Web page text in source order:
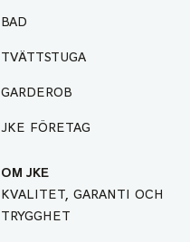
BAD
TVÄTTSTUGA
GARDEROB
JKE FÖRETAG
OM JKE
KVALITET, GARANTI OCH
TRYGGHET